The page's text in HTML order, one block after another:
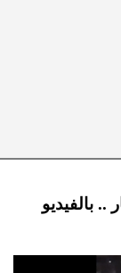
.. بالفيديو